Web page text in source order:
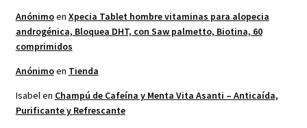
Anónimoen Xpecia Tablet hombre vitaminas para alopecia
androgénica, Bloquea DHT, con Saw palmetto, Biotina, 60
comprimidos
Anónimoen Tienda
Isabelen Champú de Cafeína y Menta Vita Asanti – Anticaída,
Purificante y Refrescante